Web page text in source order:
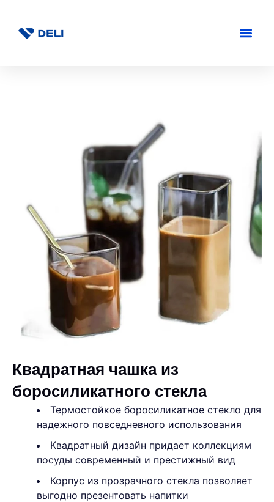
Квадратная чашка из
боросиликатного стекла
Термостойкое боросиликатное стекло для
надежного повседневного использования
Квадратный дизайн придает коллекциям
посуды современный и престижный вид
Корпус из прозрачного стекла позволяет
выгодно презентовать напитки